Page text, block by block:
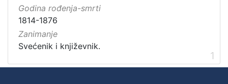
Godina rođenja-smrti
1814-1876
Zanimanje
Svećenik i književnik.
1